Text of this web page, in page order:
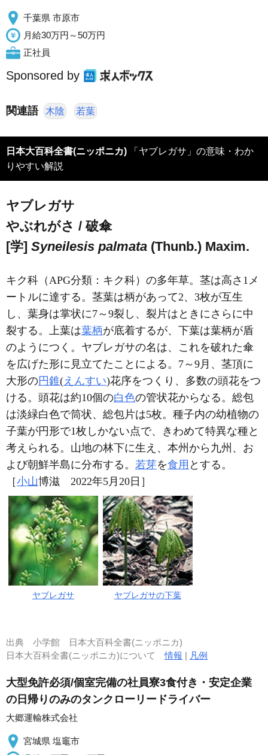
千葉県 市原市
月給30万円～50万円
正社員
Sponsored by
関連語 木陰 若葉
日本大百科全書(ニッポニカ) 「ヤブレガサ」の意味・わか
りやすい解説
ヤブレガサ
やぶれがさ / 破傘
[学] Syneilesis palmata (Thunb.) Maxim.
キク科（APG分類：キク科）の多年草。茎は高さ1メ
ートルに達する。茎葉は柄があって2、3枚が互生
し、葉身は掌状に7～9裂し、裂片はときにさらに中
裂する。上葉は葉柄が底着するが、下葉は葉柄が盾
のようにつく。ヤブレガサの名は、これを破れた傘
を広げた形に見立てたことによる。7～9月、茎頂に
大形の円錐(えんすい)花序をつくり、多数の頭花をつ
ける。頭花は約10個の白色の管状花からなる。総包
は淡緑白色で筒状、総包片は5枚。種子内の幼植物の
子葉が円形で1枚しかない点で、きわめて特異な種と
考えられる。山地の林下に生え、本州から九州、お
よび朝鮮半島に分布する。 若芽を食用 とする。
［小山博滋 2022年5月20日］
ヤブレガサ ヤブレガサの下葉
出典 小学館 日本大百科全書(ニッポニカ)
日本大百科全書(ニッポニカ)について情報 | 凡例
大型免許必須/個室完備の社員寮3食付き・安定企業
の日帰りのみのタンクローリードライバー
大郷運輸株式会社
宮城県 塩竈市